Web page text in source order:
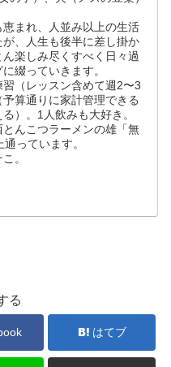
まれ、人並み以上の生活
、人生も後半に差し掛か
ん楽しみ尽くすべく日々過
綴っていきます。
（レッスン含めて週2〜3
算通りに家計管理できる
）。1人飲みも大好き。
んこつラーメンの雄「無
っています。
。
る
はてブ